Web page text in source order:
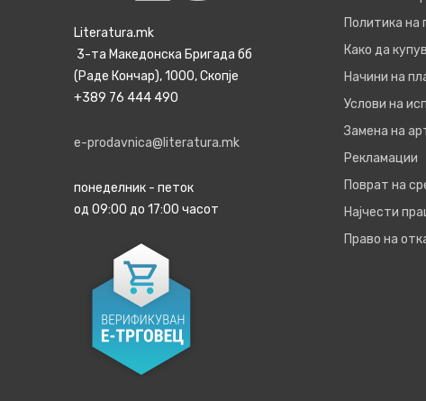
Literatura.mk
3-та Македонска Бригада бб
(Раде Кончар), 1000, Скопје
+389 76 444 490
e-prodavnica@literatura.mk
понеделник - петок
од 09:00 до 17:00 часот
Политика на
Како да
Начини на
Услови на
Замена на
Рекламации
Поврат на
Најчести
Право на